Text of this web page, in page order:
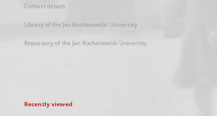
Contact details
Library of the Jan Kochanowski University
Repository of the Jan Kochanowski University
Recently viewed